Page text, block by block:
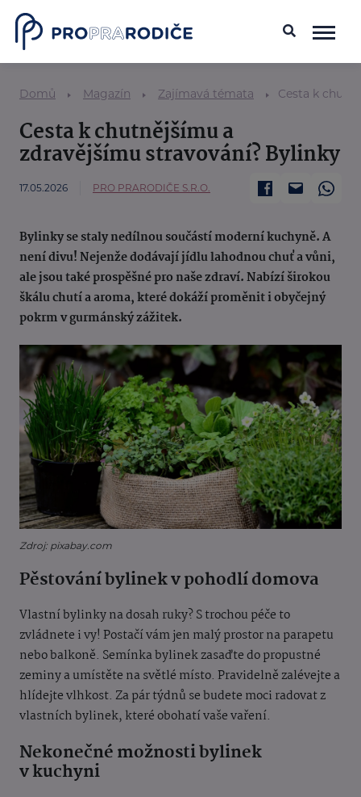
Domů Magazín Zajímavá témata Cesta k
Cesta k chutnějšímu a
zdravějšímu stravování? Bylinky
17.05.2026 PRO PRARODIČE S.R.O.
Bylinky se staly nedílnou součástí moderní kuchyně. A
není divu! Nejenže dodávají jídlu lahodnou chuť a vůni,
ale jsou také prospěšné pro naše zdraví. Nabízí širokou
škálu chutí a aroma, které dokáží proměnit i obyčejný
pokrm v gurmánský zážitek.
Zdroj: pixabay.com
Pěstování bylinek v pohodlí domova
Vlastní bylinky na dosah ruky? S trochou péče to
zvládnete i vy! Postačí vám jen malý prostor na parapetu
nebo balkoně. Semínka bylinek zasaďte do propustné
zeminy a umístěte na světlé místo. Pravidelně zalévejte a
hlídejte vlhkost. Za pár týdnů se budete moci radovat z
vlastních bylinek, které obohatí vaše vaření.
Nekonečné možnosti bylinek
v kuchyni